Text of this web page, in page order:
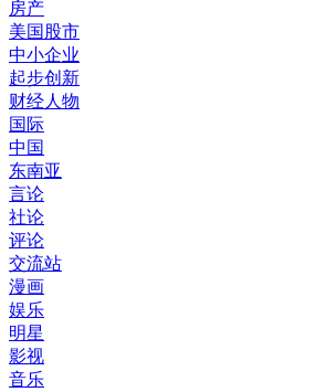
房产
美国股市
中小企业
起步创新
财经人物
国际
中国
东南亚
言论
社论
评论
交流站
漫画
娱乐
明星
影视
音乐